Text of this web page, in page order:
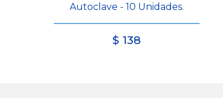
Autoclave - 10 Unidades.
$ 138